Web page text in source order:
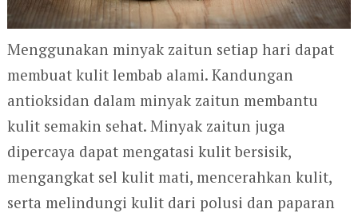
Menggunakan minyak zaitun setiap hari dapat
membuat kulit lembab alami. Kandungan
antioksidan dalam minyak zaitun membantu
kulit semakin sehat. Minyak zaitun juga
dipercaya dapat mengatasi kulit bersisik,
mengangkat sel kulit mati, mencerahkan kulit,
serta melindungi kulit dari polusi dan paparan